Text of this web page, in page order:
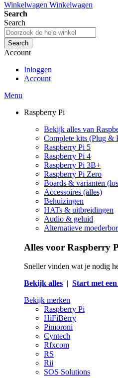
Winkelwagen Winkelwagen
Search
Search
Search
Account
Inloggen
Account
Menu
Raspberry Pi
Bekijk alles van
Complete kits (Plug &
Raspberry Pi 5
Raspberry Pi 4
Raspberry Pi 3B+
Raspberry Pi Zero
Boards & varianten
Accessoires (alles)
Behuizingen
HATs & uitbreidingen
Audio & geluid
Alternatieve
Alles voor Raspberry
Sneller vinden wat je nodig
Bekijk alles | Start met
Bekijk merken
Raspberry Pi
HiFiBerry
Pimoroni
Cyntech
Rfxcom
RS
Rii
SOS Solutions